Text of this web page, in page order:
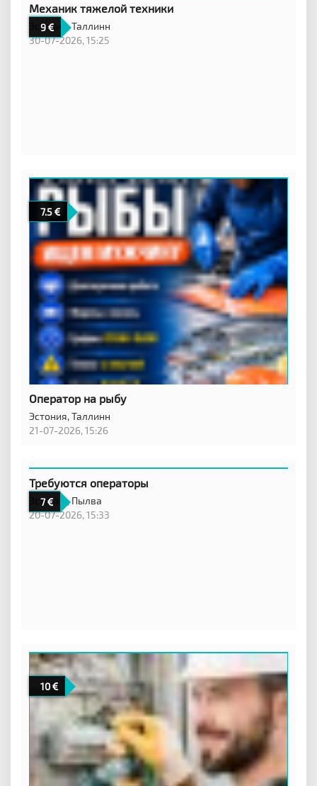
9
Механик тяжелой техники
Эстония,Таллинн
30-07-2026, 15:25
7.5
Оператор на рыбу
Эстония,Таллинн
21-07-2026, 15:26
7
Требуются операторы
Эстония,Пылва
20-07-2026, 15:33
10